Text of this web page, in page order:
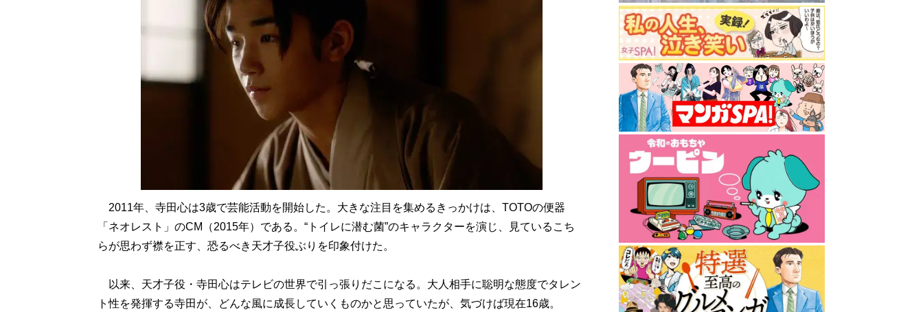
2011年、寺田心は3歳で芸能活動を開始した。大きな注目を集めるきっかけは、TOTOの便器
「ネオレスト」のCM（2015年）である。“トイレに潜む菌”のキャラクターを演じ、見ているこち
らが思わず襟を正す、恐るべき天才子役ぶりを印象付けた。
以来、天才子役・寺田心はテレビの世界で引っ張りだこになる。大人相手に聡明な態度でタレン
ト性を発揮する寺田が、どんな風に成長していくものかと思っていたが、気づけば現在16歳。